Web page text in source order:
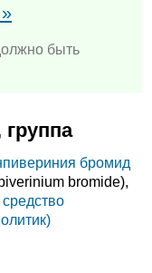
быть
бромид
bromide),